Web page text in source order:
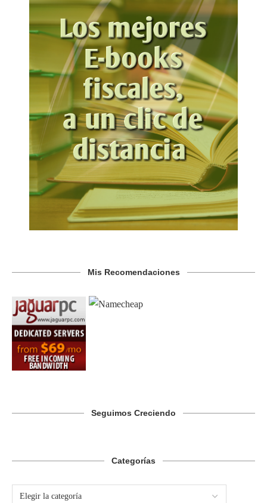
Mis Recomendaciones
Seguimos Creciendo
Categorías